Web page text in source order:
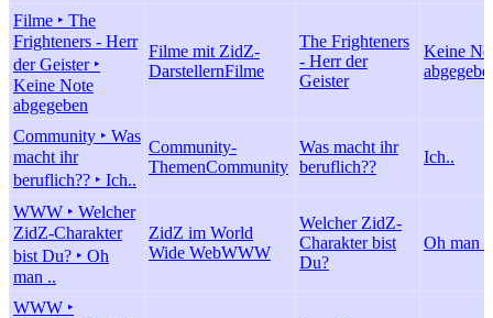
Filme ‣ The
Frighteners - Herr
der Geister ‣
Keine Note
abgegeben
Filme mit ZidZ-
DarstellernFilme
The Frighteners
- Herr der
Geister
Keine
Community ‣ Was
macht ihr
beruflich?? ‣ Ich..
Community-
ThemenCommunity
Was macht ihr
beruflich??
Ich..
WWW ‣ Welcher
ZidZ-Charakter
bist Du? ‣ Oh
man ..
ZidZ im World
Wide WebWWW
Welcher ZidZ-
Charakter bist
Du?
Oh man ..
WWW ‣